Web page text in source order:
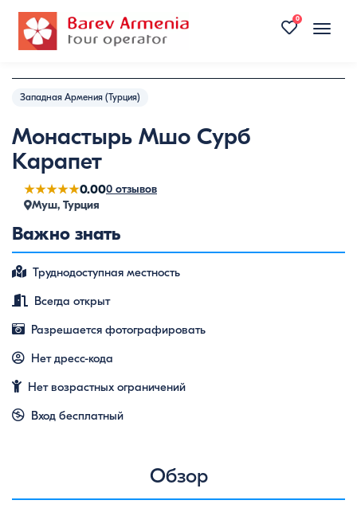
Toggle
0
Западная Армения (Турция)
Монастырь Мшо Сурб
Карапет
★★★★★0.000 отзывов
Муш, Турция
Важно знать
Труднодоступная местность
Всегда открыт
Разрешается фотографировать
Нет дресс-кода
Нет возрастных ограничений
Вход бесплатный
Обзор